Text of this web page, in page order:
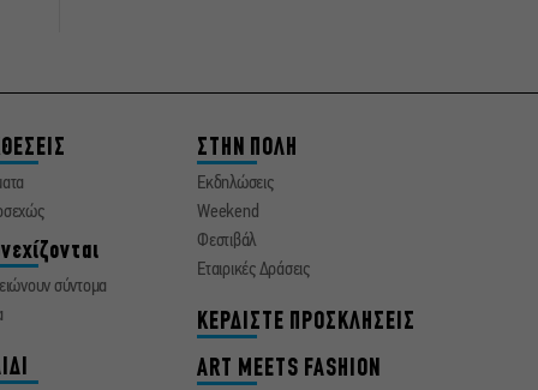
σύντομα
ΣΤΗΝ ΠΟΛΗ
Εκδηλώσεις
Weekend
Φεστιβάλ
Εταιρικές Δράσεις
ΚΕΡΔΙΣΤΕ ΠΡΟΣΚΛΗΣΕΙΣ
ART MEETS FASHION